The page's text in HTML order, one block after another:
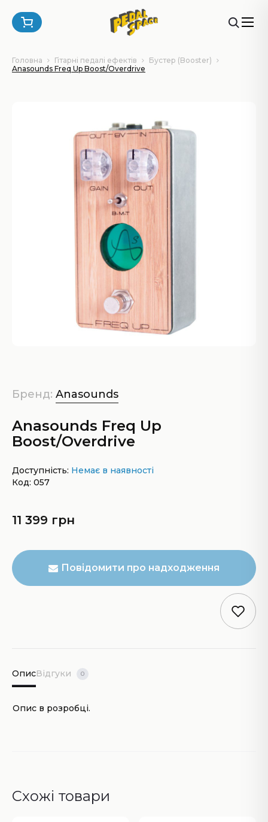
Головна Гітарні педалі ефектів
Бустер (Booster)
Anasounds Freq Up Boost/Overdrive
Бренд: Anasounds
Anasounds Freq Up
Boost/Overdrive
Доступність: Немає в наявності
Код: 057
11 399 грн
Повідомити про надходження
ОписВідгуки 0
Опис в розробці.
Схожі товари